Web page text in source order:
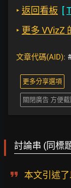
‣ 返回看板 [
‣ 更多 VVizZ
文章代碼(AID):
更多分享選項
關閉廣告 方便截
討論串 (同標
本文引述了